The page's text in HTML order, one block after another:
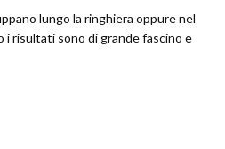
lungo la ringhiera oppure nel
i risultati sono di grande fascino e